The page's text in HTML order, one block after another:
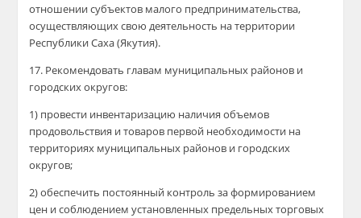
отношении субъектов малого предпринимательства,
осуществляющих свою деятельность на территории
Республики Саха (Якутия).
17. Рекомендовать главам муниципальных районов и
городских округов:
1) провести инвентаризацию наличия объемов
продовольствия и товаров первой необходимости на
территориях муниципальных районов и городских
округов;
2) обеспечить постоянный контроль за формированием
цен и соблюдением установленных предельных торговых